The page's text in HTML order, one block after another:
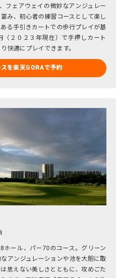
フェアウェイの微妙なアンジュレー
み、初心者の練習コースとして楽し
る手引きカートでの歩行プレイが基
（２０２３年現在）で手押しカート
快適にプレイできます。
スを楽天GORAで予約
ホール、パー70のコース。グリーン
アンジュレーションや池を大胆に取
思えない美しさとともに、攻めごた